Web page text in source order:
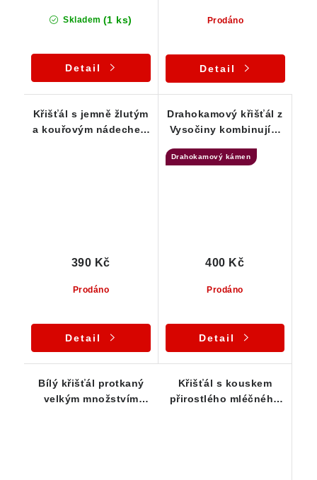
Skladem (1 ks)
Detail
Prodáno
Detail
Křišťál s jemně žlutým
a kouřovým nádechem
Prodáno
390 Kč
Detail
Drahokamový křišťál z
Vysočiny kombinující
ohlazený povrch
Drahokamový kámen
Prodáno
400 Kč
Detail
Bílý křišťál protkaný
velkým množstvím
Křišťál s kouskem
přirostlého mléčného